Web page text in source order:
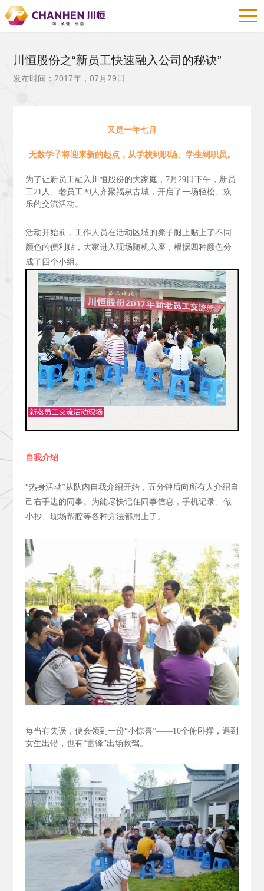
川恒股份之“新员工快速融入公司的秘诀”
发布时间：2017年，07月29日
又是一年七月
无数学子将迎来新的起点，从学校到职场、学生到职员。
为了让新员工融入川恒股份的大家庭，7月29日下午，新员
工21人、老员工20人齐聚福泉古城，开启了一场轻松、欢
乐的交流活动。
活动开始前，工作人员在活动区域的凳子腿上贴上了不同
颜色的便利贴，大家进入现场随机入座，根据四种颜色分
成了四个小组。
自我介绍
“热身活动”从队内自我介绍开始，五分钟后向所有人介绍自
己右手边的同事。为能尽快记住同事信息，手机记录、做
小抄、现场帮腔等各种方法都用上了。
每当有失误，便会领到一份“小惊喜”——10个俯卧撑，遇到
女生出错，也有“雷锋”出场救驾。